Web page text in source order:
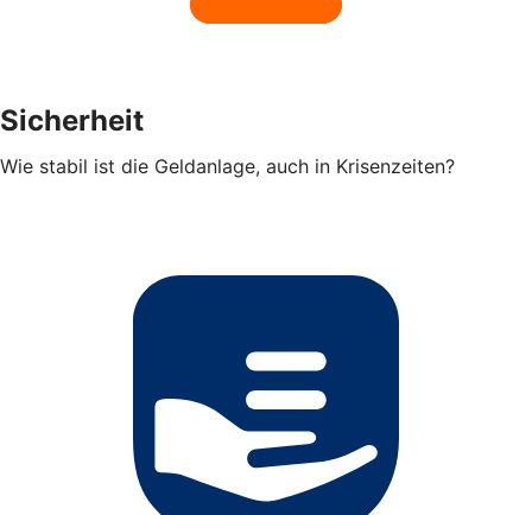
Sicherheit
Wie stabil ist die Geldanlage, auch in Krisenzeiten?